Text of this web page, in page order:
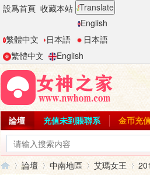
設爲首頁 收藏本站 Translate
English
繁體中文
日本語
日本語
繁體中文
English
論壇 充值未到賬聯系 金币充
論壇 中南地區 艾瑪女王